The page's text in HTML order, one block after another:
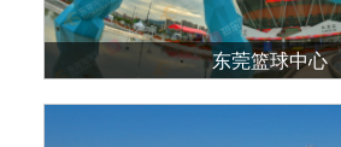
东莞篮球中心